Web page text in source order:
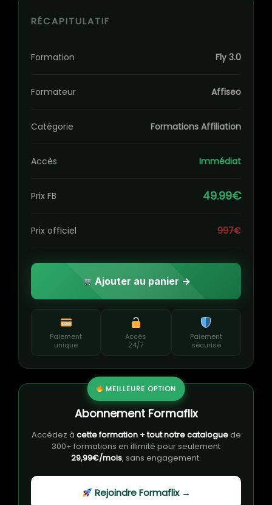
RÉCAPITULATIF
Formation Fly 3.0
Formateur Affiseo
Catégorie Formations Affiliation
Accès Immédiat
Prix FB 49.99€
Prix officiel 997€
Ajouter au panier →
Paiement
unique
Accès
24/7
Paiement
sécurisé
MEILLEURE OPTION
Abonnement Formaflix
Accédez à cette formation + tout notre cataloguede
300+ formations en illimité pour seulement
29,99€/mois, sans engagement.
Rejoindre Formaflix →